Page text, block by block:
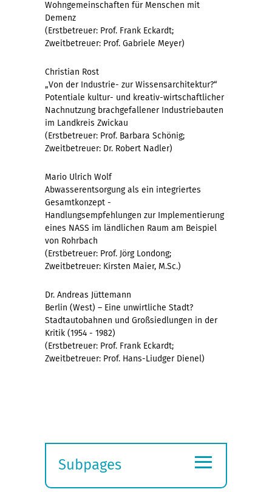
Wohngemeinschaften für Menschen mit
Demenz
(Erstbetreuer: Prof. Frank Eckardt;
Zweitbetreuer: Prof. Gabriele Meyer)
Christian Rost
„Von der Industrie- zur Wissensarchitektur?“
Potentiale kultur- und kreativ-wirtschaftlicher
Nachnutzung brachgefallener Industriebauten
im Landkreis Zwickau
(Erstbetreuer: Prof. Barbara Schönig;
Zweitbetreuer: Dr. Robert Nadler)
Mario Ulrich Wolf
Abwasserentsorgung als ein integriertes
Gesamtkonzept -
Handlungsempfehlungen zur Implementierung
eines NASS im ländlichen Raum am Beispiel
von Rohrbach
(Erstbetreuer: Prof. Jörg Londong;
Zweitbetreuer: Kirsten Maier, M.Sc.)
Dr. Andreas Jüttemann
Berlin (West) – Eine unwirtliche Stadt?
Stadtautobahnen und Großsiedlungen in der
Kritik (1954 - 1982)
(Erstbetreuer: Prof. Frank Eckardt;
Zweitbetreuer: Prof. Hans-Liudger Dienel)
Subpages
≡